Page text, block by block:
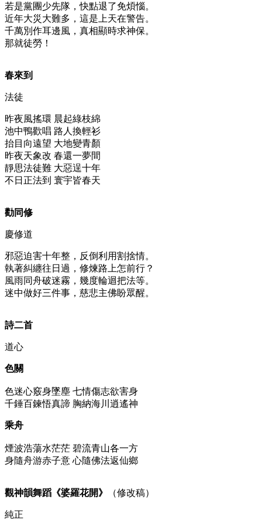
若是黨團少先隊，快點退了免煩惱。
近年大災大難多，這是上天在警告。
千萬別作耳邊風，真相顯時求神保。
那就徒勞！
春來到
法徒
昨夜風搖環 晨起綠枝綿
池中鴨歡唱 路人換輕衫
抬目向遠望 大地變青顏
昨夜天象改 春還一夢間
靜思法徒難 大惡逞十年
不日正法到 寰宇皆春天
勸同修
慶修道
邪惡迫害十年整，反倒利用割捨情。
執著糾纏往日過，修煉路上怎前行？
風雨同舟破迷霧，幾度輪迴把法等。
迷中做好三件事，慈悲主佛盼眾醒。
詩二首
道心
色關
色迷心竅身墜塵 七情傷志欲害身
千錘百鍊悟真諦 胸納海川逍遙神
乘舟
煙波浩蕩水茫茫 碧流青山各一方
身隨舟游赤子意 心隨佛法返仙鄉
觀神韻舞蹈《婆羅花開》 （修改稿）
純正